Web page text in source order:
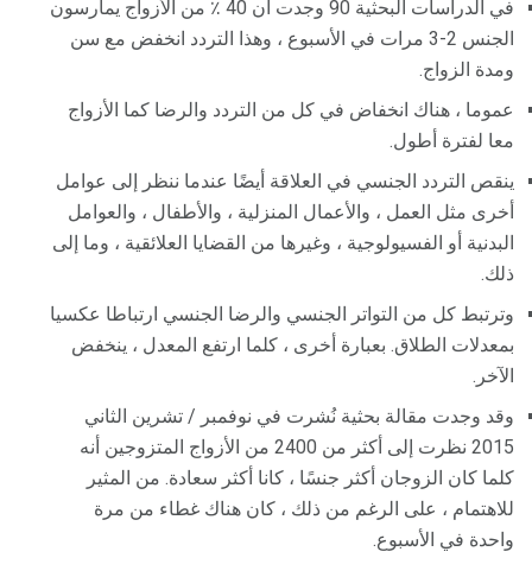
في الدراسات البحثية 90 وجدت أن 40 ٪ من الأزواج يمارسون
الجنس 2-3 مرات في الأسبوع ، وهذا التردد انخفض مع سن
ومدة الزواج.
عموما ، هناك انخفاض في كل من التردد والرضا كما الأزواج
معا لفترة أطول.
ينقص التردد الجنسي في العلاقة أيضًا عندما ننظر إلى عوامل
أخرى مثل العمل ، والأعمال المنزلية ، والأطفال ، والعوامل
البدنية أو الفسيولوجية ، وغيرها من القضايا العلائقية ، وما إلى
ذلك.
وترتبط كل من التواتر الجنسي والرضا الجنسي ارتباطا عكسيا
بمعدلات الطلاق. بعبارة أخرى ، كلما ارتفع المعدل ، ينخفض ​​
الآخر.
وقد وجدت مقالة بحثية نُشرت في نوفمبر / تشرين الثاني
2015 نظرت إلى أكثر من 2400 من الأزواج المتزوجين أنه
كلما كان الزوجان أكثر جنسًا ، كانا أكثر سعادة. من المثير
للاهتمام ، على الرغم من ذلك ، كان هناك غطاء من مرة
واحدة في الأسبوع.